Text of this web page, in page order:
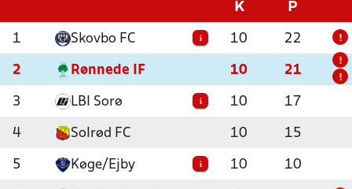
K P
1 Skovbo FC i 10 22 !
2 Rønnede IF 10 21
!
!
3 LBI Sorø i 10 17
4 Solrød FC 10 15
5 Køge/Ejby i 10 10